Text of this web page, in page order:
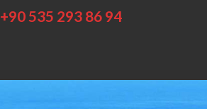
+90 535 293 86 94